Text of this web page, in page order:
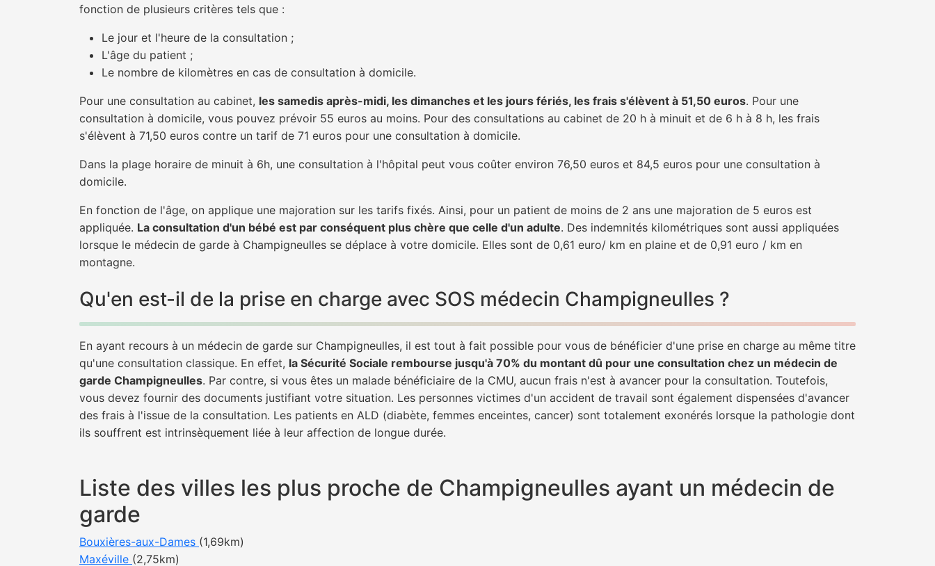
fonction de plusieurs critères tels que :
Le jour et l'heure de la consultation ;
L'âge du patient ;
Le nombre de kilomètres en cas de consultation à domicile.
Pour une consultation au cabinet, les samedis après-midi, les dimanches et les jours fériés, les frais s'élèvent à 51,50 euros. Pour une
consultation à domicile, vous pouvez prévoir 55 euros au moins. Pour des consultations au cabinet de 20 h à minuit et de 6 h à 8 h, les frais
s'élèvent à 71,50 euros contre un tarif de 71 euros pour une consultation à domicile.
Dans la plage horaire de minuit à 6h, une consultation à l'hôpital peut vous coûter environ 76,50 euros et 84,5 euros pour une consultation à
domicile.
En fonction de l'âge, on applique une majoration sur les tarifs fixés. Ainsi, pour un patient de moins de 2 ans une majoration de 5 euros est
appliquée. La consultation d'un bébé est par conséquent plus chère que celle d'un adulte. Des indemnités kilométriques sont aussi appliquées
lorsque le médecin de garde à Champigneulles se déplace à votre domicile. Elles sont de 0,61 euro/ km en plaine et de 0,91 euro / km en
montagne.
Qu'en est-il de la prise en charge avec SOS médecin Champigneulles ?
En ayant recours à un médecin de garde sur Champigneulles, il est tout à fait possible pour vous de bénéficier d'une prise en charge au même titre
qu'une consultation classique. En effet, la Sécurité Sociale rembourse jusqu'à 70% du montant dû pour une consultation chez un médecin de
garde Champigneulles. Par contre, si vous êtes un malade bénéficiaire de la CMU, aucun frais n'est à avancer pour la consultation. Toutefois,
vous devez fournir des documents justifiant votre situation. Les personnes victimes d'un accident de travail sont également dispensées d'avancer
des frais à l'issue de la consultation. Les patients en ALD (diabète, femmes enceintes, cancer) sont totalement exonérés lorsque la pathologie dont
ils souffrent est intrinsèquement liée à leur affection de longue durée.
Liste des villes les plus proche de Champigneulles ayant un médecin de
garde
Bouxières-aux-Dames (1,69km)
Maxéville (2,75km)